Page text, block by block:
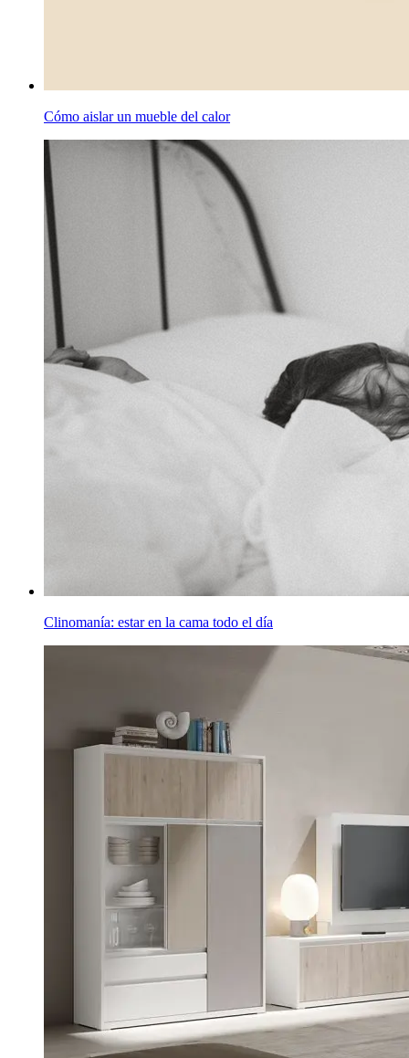
Cómo aislar un mueble del calor
Clinomanía: estar en la cama todo el día